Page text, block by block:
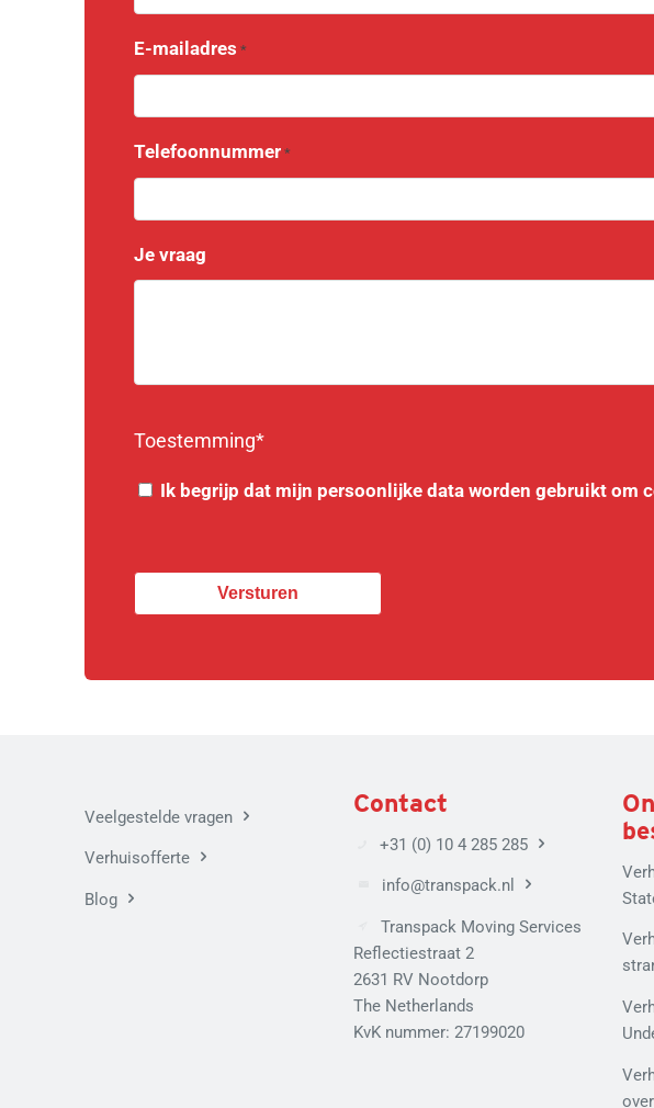
E-mailadres *
Telefoonnummer *
Je vraag
Toestemming*
Instemming Ik
Veelgestelde vragen
Verhuisofferte
Blog
Contact
+31 (0) 10 4 285 285
info@transpack.nl
Transpack Moving Services
Reflectiestraat 2
2631 RV Nootdorp
The Netherlands
KvK nummer: 27199020